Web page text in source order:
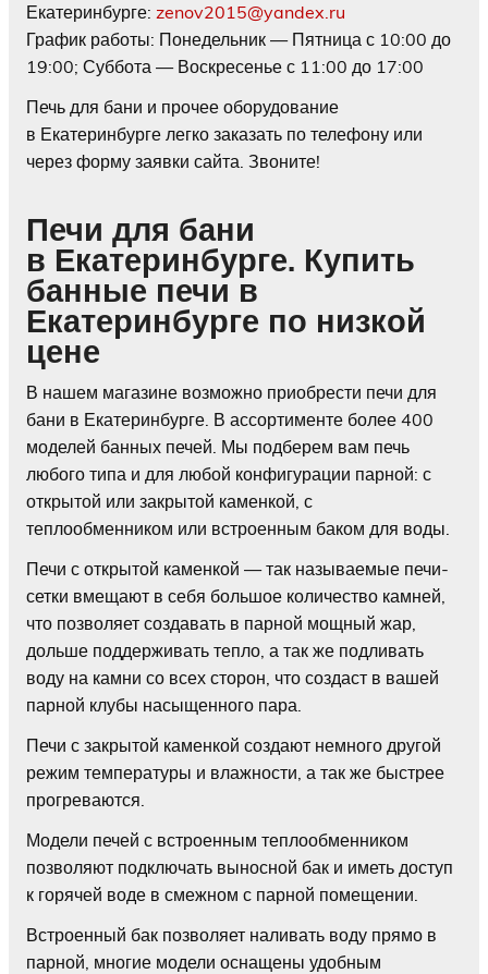
Екатеринбурге: zenov2015@yandex.ru
График работы: Понедельник — Пятница с 10:00 до
19:00; Суббота — Воскресенье с 11:00 до 17:00
Печь для бани и прочее оборудование
в Екатеринбурге легко заказать по телефону или
через форму заявки сайта. Звоните!
Печи для бани
в Екатеринбурге. Купить
банные печи в
Екатеринбурге по низкой
цене
В нашем магазине возможно приобрести печи для
бани в Екатеринбурге. В ассортименте более 400
моделей банных печей. Мы подберем вам печь
любого типа и для любой конфигурации парной: с
открытой или закрытой каменкой, с
теплообменником или встроенным баком для воды.
Печи с открытой каменкой — так называемые печи-
сетки вмещают в себя большое количество камней,
что позволяет создавать в парной мощный жар,
дольше поддерживать тепло, а так же подливать
воду на камни со всех сторон, что создаст в вашей
парной клубы насыщенного пара.
Печи с закрытой каменкой создают немного другой
режим температуры и влажности, а так же быстрее
прогреваются.
Модели печей с встроенным теплообменником
позволяют подключать выносной бак и иметь доступ
к горячей воде в смежном с парной помещении.
Встроенный бак позволяет наливать воду прямо в
парной, многие модели оснащены удобным